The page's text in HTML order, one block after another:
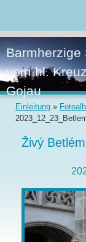
Barmherzige
vom hl.
Gojau
Einleitung »
Živý